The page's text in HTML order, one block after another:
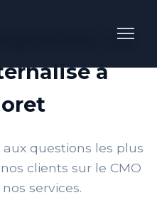
sur
à
questions les plus
clients sur le CMO
services.